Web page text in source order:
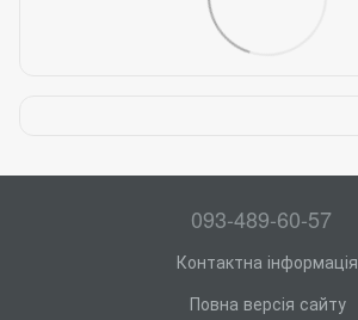
093-489-60-57
Контактна інформація
Повна версія сайту